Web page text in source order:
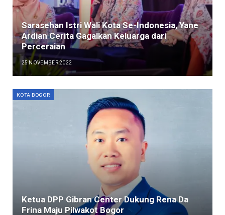
Sarasehan Istri Wali Kota Se-Indonesia, Yane
Ardian Cerita Gagalkan Keluarga dari
Perceraian
25 NOVEMBER 2022
KOTA BOGOR
Ketua DPP Gibran Center Dukung Rena Da
Frina Maju Pilwakot Bogor